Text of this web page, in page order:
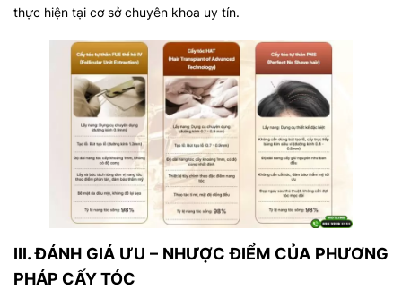
thực hiện tại cơ sở chuyên khoa uy tín.
III. ĐÁNH GIÁ ƯU – NHƯỢC ĐIỂM CỦA PHƯƠNG
PHÁP CẤY TÓC